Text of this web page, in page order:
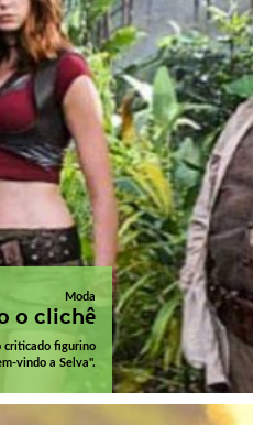
Moda
o clichê
criticado figurino
vindo a Selva".